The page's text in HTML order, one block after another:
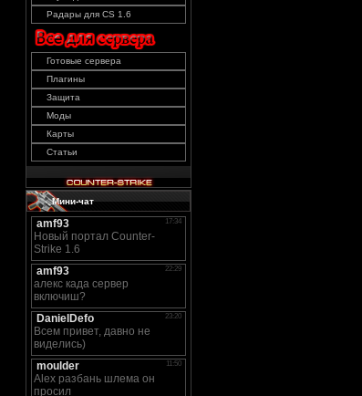
Радары для CS 1.6
Готовые сервера
Плагины
Защита
Моды
Карты
Статьи
Мини-чат